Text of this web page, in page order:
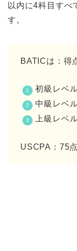
以内に4科目すべ
す。
BATICは：得
初級レベ
中級レベ
上級レベ
USCPA：75